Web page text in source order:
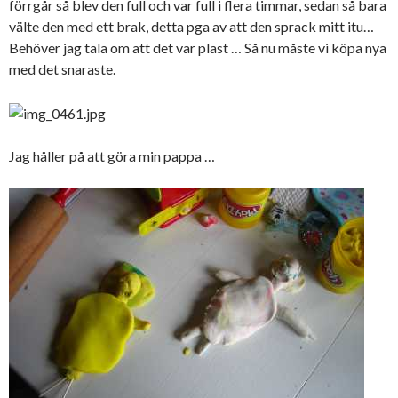
förrgår så blev den full och var full i flera timmar, sedan så bara
välte den med ett brak, detta pga av att den sprack mitt itu…
Behöver jag tala om att det var plast … Så nu måste vi köpa nya
med det snaraste.
Jag håller på att göra min pappa …